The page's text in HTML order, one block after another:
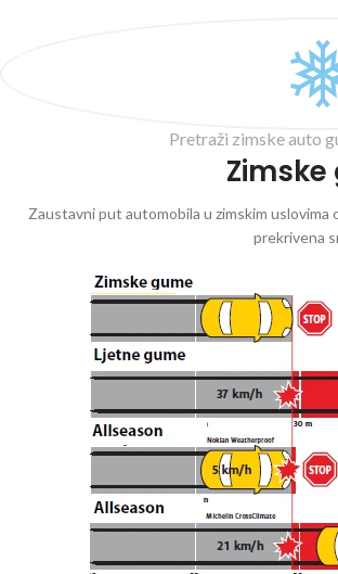
Pretraži zimske auto
Zaustavni put automobila u zimskim uslovima
prekrivena